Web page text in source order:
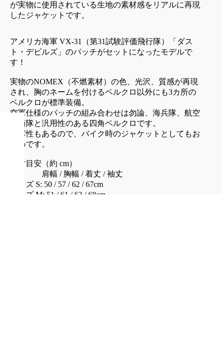
が実物に使用されている生地の素材感をリアルに再現
したジャケットです。
アメリカ海軍 VX-31（第31試験評価飛行隊）「ダス
ト・デビルズ」のパッチがセットになったモデルで
す！
実物のNOMEX（不燃素材）の色、光沢、質感が再現
され、胸のネームを付けるベルクロ以外にも3カ所の
ベルクロが標準装備。
空軍仕様のパッチの組み合わせは勿論、海兵隊、航空
自衛隊と汎用性のある四角ベルクロです。
防寒性もあるので、バイク時のジャケットとしてもお
勧めです。
実寸目安（約 cm）
肩幅 / 胸幅 / 着丈 / 袖丈
サイズ S: 50 / 57 / 62 / 67cm
サイズ M: 51 / 61 / 63 / 68cm